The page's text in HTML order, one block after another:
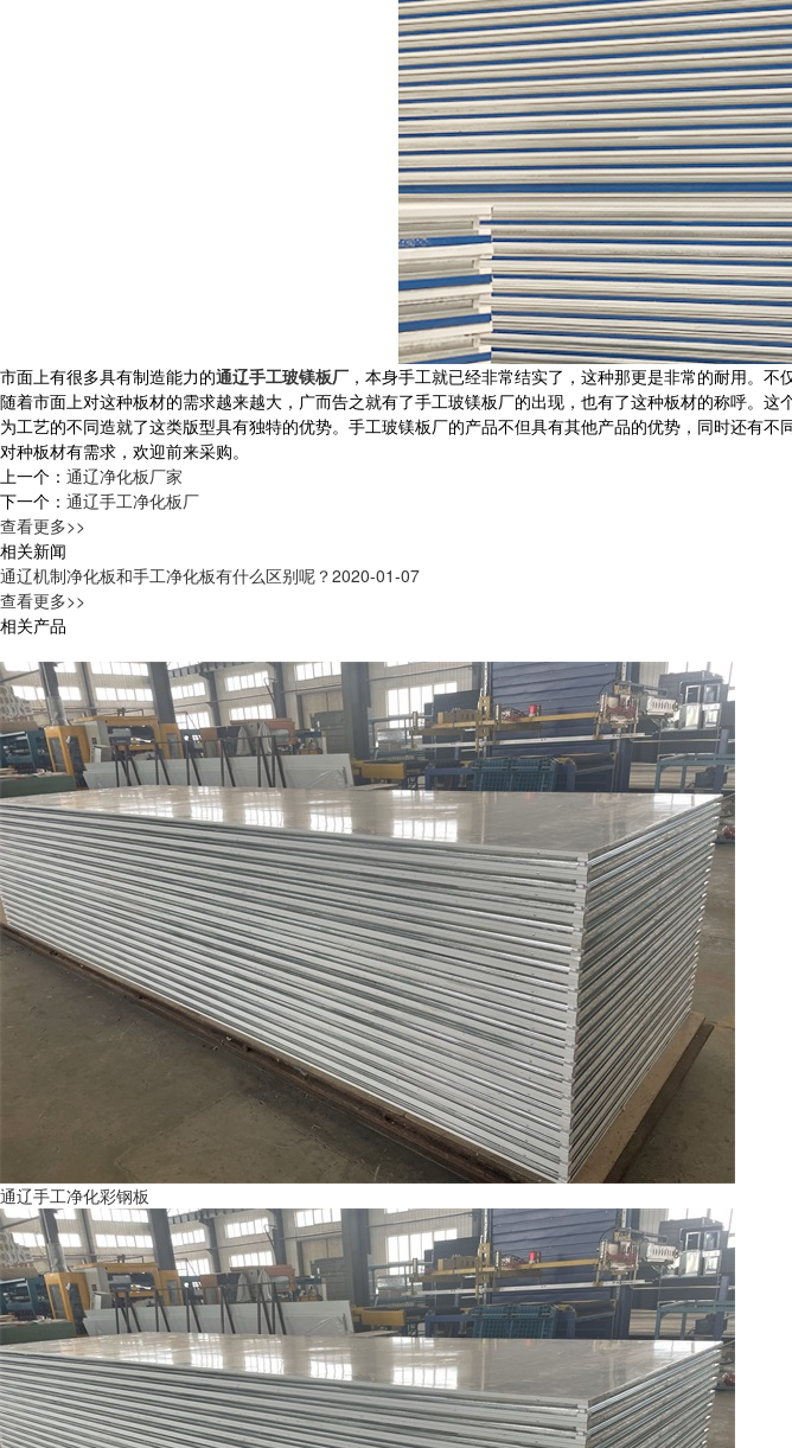
市面上有很多具有制造能力的通辽手工玻镁板厂 ，本身手工就已经非常结实了，这种那更是非常的耐用。
随着市面上对这种板材的需求越来越大，广而告之就有了手工玻镁板厂的出现，也有了这种板材的称呼。
为工艺的不同造就了这类版型具有独特的优势。手工玻镁板厂的产品不但具有其他产品的优势，同时还有
对种板材有需求，欢迎前来采购。
上一个： 通辽净化板厂家
下一个： 通辽手工净化板厂
查看更多>>
相关新闻
通辽机制净化板和手工净化板有什么区别呢？2020-01-07
查看更多>>
相关产品
通辽手工净化彩钢板